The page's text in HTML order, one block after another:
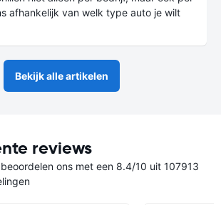
afhankelijk van welk type auto je wilt
Bekijk alle artikelen
reviews
ons met een 8.4/10 uit 107913